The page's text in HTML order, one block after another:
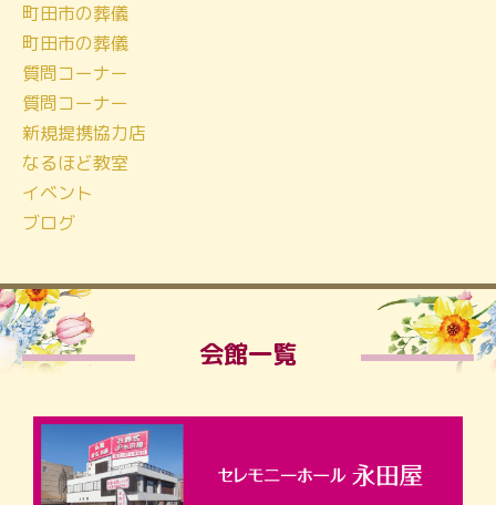
町田市の葬儀
町田市の葬儀
質問コーナー
質問コーナー
新規提携協力店
なるほど教室
イベント
ブログ
会館一覧